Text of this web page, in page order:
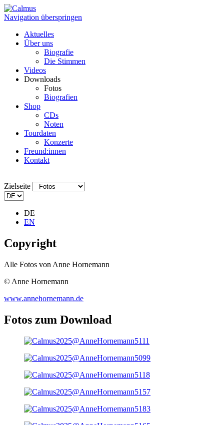
Navigation überspringen
Aktuelles
Über uns
Biografie
Die Stimmen
Videos
Downloads
Fotos
Biografien
Shop
CDs
Noten
Tourdaten
Konzerte
Freund:innen
Kontakt
Zielseite
DE
EN
Copyright
Alle Fotos von Anne Hornemann
© Anne Hornemann
www.annehornemann.de
Fotos zum Download